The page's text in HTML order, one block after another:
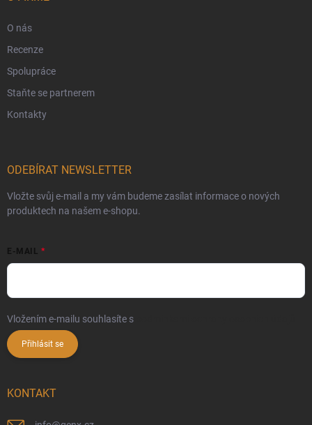
O nás
Recenze
Spolupráce
Staňte se partnerem
Kontakty
ODEBÍRAT NEWSLETTER
Vložte svůj e-mail a my vám budeme zasílat informace o nových
produktech na našem e-shopu.
E-MAIL
Vložením e-mailu souhlasíte s
Přihlásit se
KONTAKT